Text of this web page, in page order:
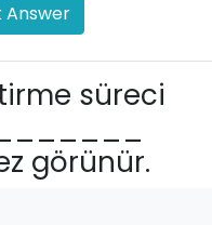
Answer
süreci
görünür.